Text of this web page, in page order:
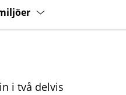
i två delvis